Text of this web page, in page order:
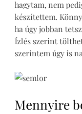
hagytam, nem
készítettem.
ha úgy jobban
Ízlés szerint
szerintem úgy is
Mennyire